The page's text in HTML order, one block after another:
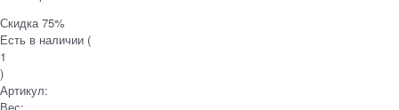
Скидка 75%
Есть в наличии (
1
)
Артикул:
Вес: